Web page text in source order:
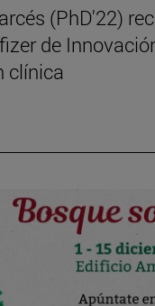
(PhD'22)
de
clínica